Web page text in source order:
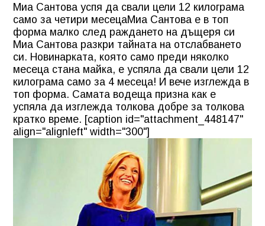
Миа Сантова успя да свали цели 12 килограма
само за четири месецаМиа Сантова е в топ
форма малко след раждането на дъщеря си
Миа Сантова разкри тайната на отслабването
си. Новинарката, която само преди няколко
месеца стана майка, е успяла да свали цели 12
килограма само за 4 месеца! И вече изглежда в
топ форма. Самата водеща призна как е
успяла да изглежда толкова добре за толкова
кратко време. [caption id="attachment_448147"
align="alignleft" width="300"]